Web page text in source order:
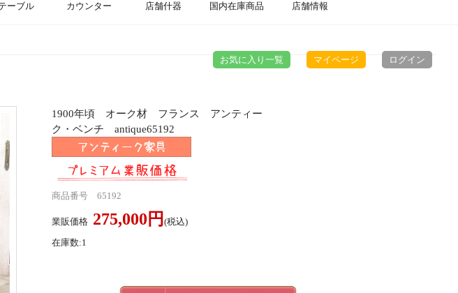
お気に入り一覧 マイページ ログイン
1900年頃 オーク材 フランス アンティー
ク・ベンチ antique65192
商品番号 65192
業販価格 275,000円 (税込)
在庫数:1